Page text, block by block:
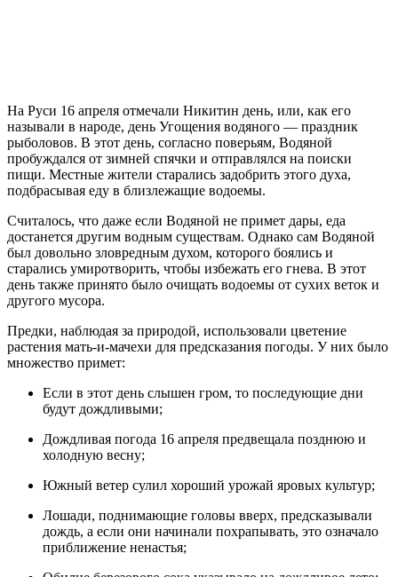
На Руси 16 апреля отмечали Никитин день, или, как его
называли в народе, день Угощения водяного — праздник
рыболовов. В этот день, согласно поверьям, Водяной
пробуждался от зимней спячки и отправлялся на поиски
пищи. Местные жители старались задобрить этого духа,
подбрасывая еду в близлежащие водоемы.
Считалось, что даже если Водяной не примет дары, еда
достанется другим водным существам. Однако сам Водяной
был довольно зловредным духом, которого боялись и
старались умиротворить, чтобы избежать его гнева. В этот
день также принято было очищать водоемы от сухих веток и
другого мусора.
Предки, наблюдая за природой, использовали цветение
растения мать-и-мачехи для предсказания погоды. У них было
множество примет:
Если в этот день слышен гром, то последующие дни
будут дождливыми;
Дождливая погода 16 апреля предвещала позднюю и
холодную весну;
Южный ветер сулил хороший урожай яровых культур;
Лошади, поднимающие головы вверх, предсказывали
дождь, а если они начинали похрапывать, это означало
приближение ненастья;